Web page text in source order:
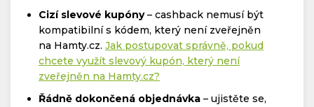
Cizí slevové kupóny– cashback nemusí být
kompatibilní s kódem, který není zveřejněn
na Hamty.cz. Jak postupovat správně, pokud
chcete využít slevový kupón, který není
zveřejněn na Hamty.cz?
Řádně dokončená objednávka – ujistěte se,